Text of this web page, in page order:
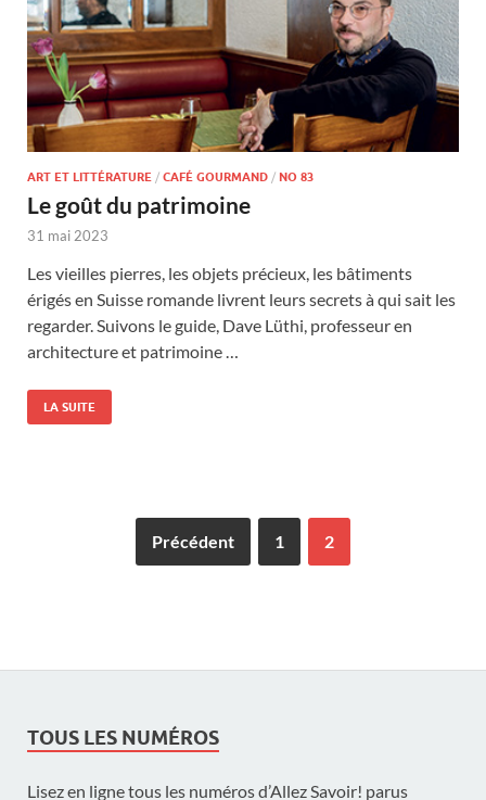
ART ET LITTÉRATURE / CAFÉ GOURMAND / NO 83
Le goût du patrimoine
31 mai 2023
Les vieilles pierres, les objets précieux, les bâtiments
érigés en Suisse romande livrent leurs secrets à qui sait les
regarder. Suivons le guide, Dave Lüthi, professeur en
architecture et patrimoine …
LA SUITE
Précédent 1 2
TOUS LES NUMÉROS
Lisez en ligne tous les numéros d’Allez Savoir! parus